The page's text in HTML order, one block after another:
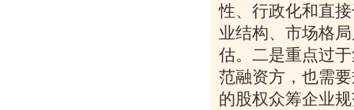
性、行政化和直
业结构、市场格
估。二是重点过
范融资方，也需
的股权众筹企业